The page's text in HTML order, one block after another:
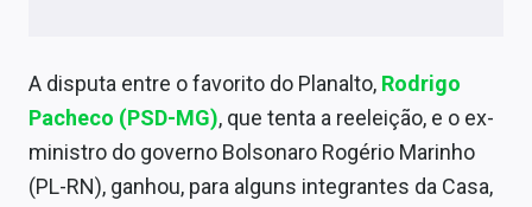
Expediente
A disputa entre o favorito do Planalto, Rodrigo
Pacheco (PSD-MG), que tenta a reeleição, e o ex-
ministro do governo Bolsonaro Rogério Marinho
(PL-RN), ganhou, para alguns integrantes da Casa,